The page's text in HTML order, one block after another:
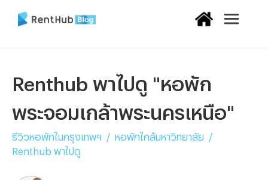
Renthub พาไปดู "หอพัก
พระจอมเกล้าพระนครเหนือ"
รีวิวหอพักในกรุงเทพฯ / หอพักใกล้มหาวิทยาลัย
/
Renthub พาไปดู